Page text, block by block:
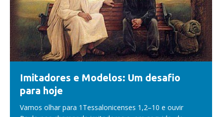
Imitadores e Modelos: Um desafio
para hoje
Vamos olhar para 1Tessalonicenses 1,2–10 e ouvir